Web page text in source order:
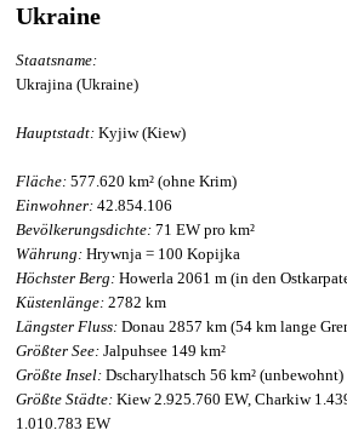
Ukraine
Staatsname:
Ukrajina (Ukraine)
Hauptstadt: Kyjiw (Kiew)
Fläche: 577.620 km² (ohne Krim)
Einwohner: 42.854.106
Bevölkerungsdichte: 71 EW pro km²
Währung: Hrywnja = 100 Kopijka
Höchster Berg: Howerla 2061 m (in den
Küstenlänge: 2782 km
Längster Fluss: Donau 2857 km (54 km lange
Größter See: Jalpuhsee 149 km²
Größte Insel: Dscharylhatsch 56 km² (unbewohnt)
Größte Städte: Kiew 2.925.760 EW, Charkiw
1.010.783 EW